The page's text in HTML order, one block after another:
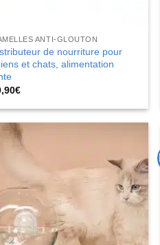
ANTI-GLOUTON
de nourriture pour
et chats, alimentation
€